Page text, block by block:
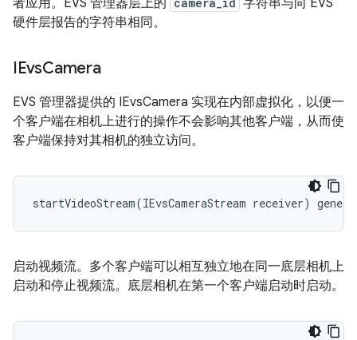
者应用。EVS 管理器层上的 camera_id 字符串与向 EVS
硬件层报告的字符串相同。
IEvsCamera
EVS 管理器提供的 IEvsCamera 实现在内部虚拟化，以便一
个客户端在相机上进行的操作不会影响其他客户端，从而使
客户端保持对其相机的独立访问。
startVideoStream(IEvsCameraStream receiver)
启动视频流。多个客户端可以相互独立地在同一底层相机上
启动和停止视频流。底层相机在第一个客户端启动时启动。